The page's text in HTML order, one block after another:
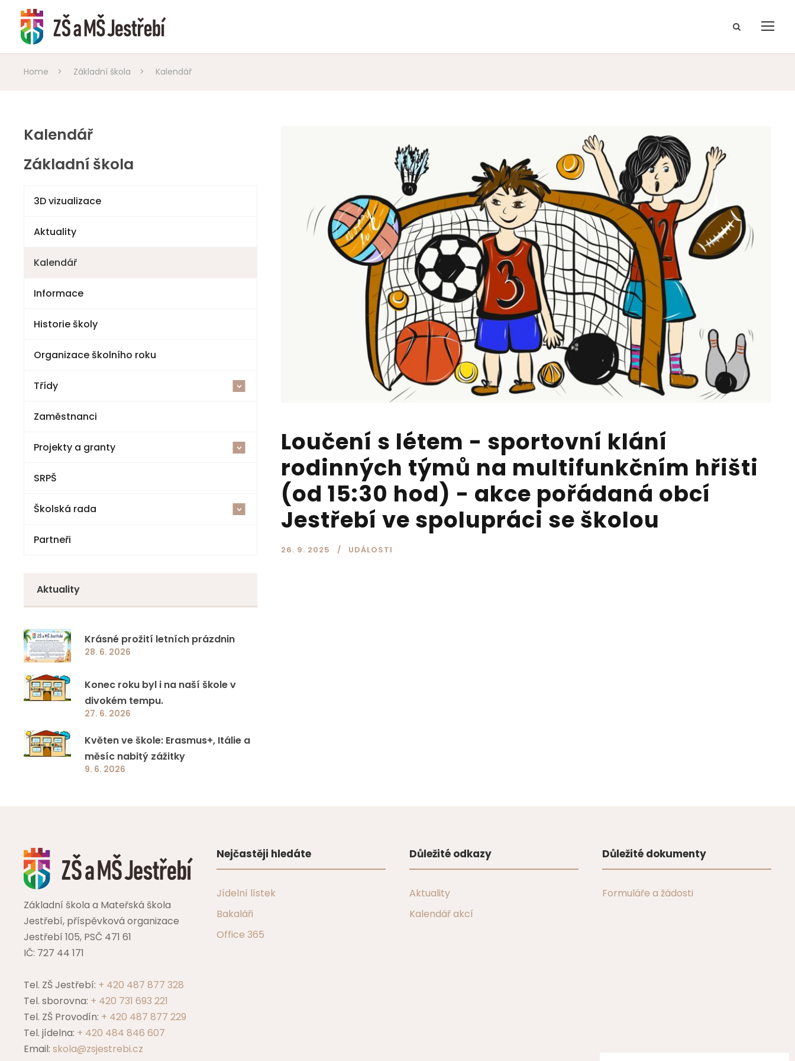
Home > Základní škola > Kalendář
Loučení s létem - sportovní klání
rodinných týmů na multifunkčním hřišti
(od 15:30 hod) - akce pořádaná obcí
Jestřebí ve spolupráci se školou
26. 9. 2025 UDÁLOSTI
Kalendář
Základní škola
3D vizualizace
Aktuality
Kalendář
Informace
Historie školy
Organizace školního roku
Třídy <
2025-26
1. třída
2. třída
3. třída
4. třída
7. třída
8. třída
9. třída
Zaměstnanci
Projekty a granty <
Šablony V ZŠ a MŠ Jestřebí
Cvičná kuchyňka a polytechnická dílna
Národní plán obnovy – komponenta 3.1
Jazyková a přírodovědná učebna ZŠ a MŠ
Jestřebí
Ovoce a mléko do škol
Školní projekty
SRPŠ
Školská rada <
Volby
Partneři
Aktuality
Krásné prožití letních prázdnin
28. 6. 2026
Konec roku byl i na naší škole v
divokém tempu.
27. 6. 2026
Květen ve škole: Erasmus+, Itálie a
měsíc nabitý zážitky
9. 6. 2026
Základní škola a Mateřská škola
Jestřebí, příspěvková organizace
Jestřebí 105, PSČ 471 61
IČ: 727 44 171
Tel. ZŠ Jestřebí: + 420 487 877 328
Tel. sborovna: + 420 731 693 221
Tel. ZŠ Provodín: + 420 487 877 229
Tel. jídelna: + 420 484 846 607
Email: skola@zsjestrebi.cz
Nejčastěji hledáte
Jídelní lístek
Bakaláři
Office 365
Důležité odkazy
Aktuality
Kalendář akcí
Důležité dokumenty
Formuláře a žádosti